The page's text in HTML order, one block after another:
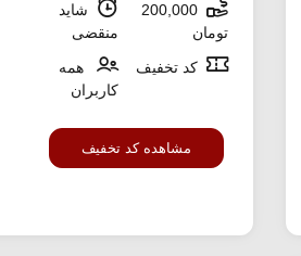
200,000
تومان
شاید
منقضی
کد تخفیف
همه
کاربران
مشاهده کد تخفیف